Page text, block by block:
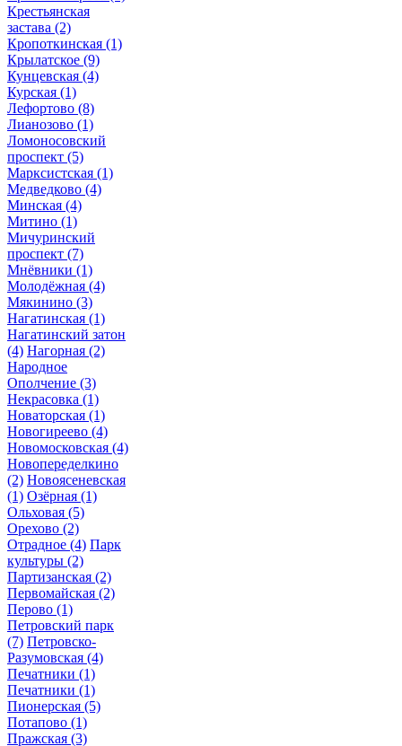
Крестьянская
застава (2)
Кропоткинская (1)
Крылатское (9)
Кунцевская (4)
Курская (1)
Лефортово (8)
Лианозово (1)
Ломоносовский
проспект (5)
Марксистская (1)
Медведково (4)
Минская (4)
Митино (1)
Мичуринский
проспект (7)
Мнёвники (1)
Молодёжная (4)
Мякинино (3)
Нагатинская (1)
Нагатинский затон
(4) Нагорная (2)
Народное
Ополчение (3)
Некрасовка (1)
Новаторская (1)
Новогиреево (4)
Новомосковская (4)
Новопеределкино
(2) Новоясеневская
(1) Озёрная (1)
Ольховая (5)
Орехово (2)
Отрадное (4) Парк
культуры (2)
Партизанская (2)
Первомайская (2)
Перово (1)
Петровский парк
(7) Петровско-
Разумовская (4)
Печатники (1)
Печатники (1)
Пионерская (5)
Потапово (1)
Пражская (3)